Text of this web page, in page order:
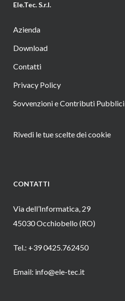
Ele.Tec. S.r.l.
Azienda
Download
Contatti
Privacy Policy
Sovvenzioni e Contributi Pubblici
Rivedi le tue scelte dei cookie
CONTATTI
Via dell’Informatica, 29
45030 Occhiobello (RO)
Tel.: +39 0425.762450
Email: info@ele-tec.it